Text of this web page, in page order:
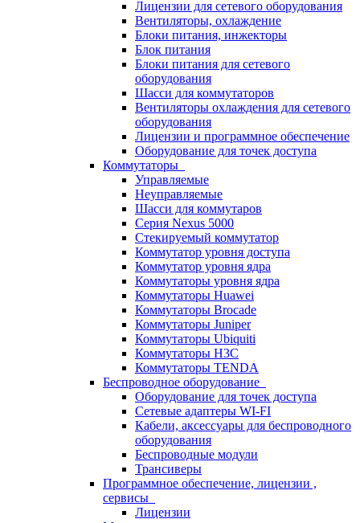
Лицензии для сетевого оборудования
Вентиляторы, охлаждение
Блоки питания, инжекторы
Блок питания
Блоки питания для сетевого
оборудования
Шасси для коммутаторов
Вентиляторы охлаждения для сетевого
оборудования
Лицензии и программное обеспечение
Оборудование для точек доступа
Коммутаторы
Управляемые
Неуправляемые
Шасси для коммутаров
Серия Nexus 5000
Стекируемый коммутатор
Коммутатор уровня доступа
Коммутатор уровня ядра
Коммутаторы уровня ядра
Коммутаторы Huawei
Коммутаторы Brocade
Коммутаторы Juniper
Коммутаторы Ubiquiti
Коммутаторы H3C
Коммутаторы TENDA
Беспроводное оборудование
Оборудование для точек доступа
Сетевые адаптеры WI-FI
Кабели, аксессуары для беспроводного
оборудования
Беспроводные модули
Трансиверы
Программное обеспечение, лицензии ,
сервисы
Лицензии